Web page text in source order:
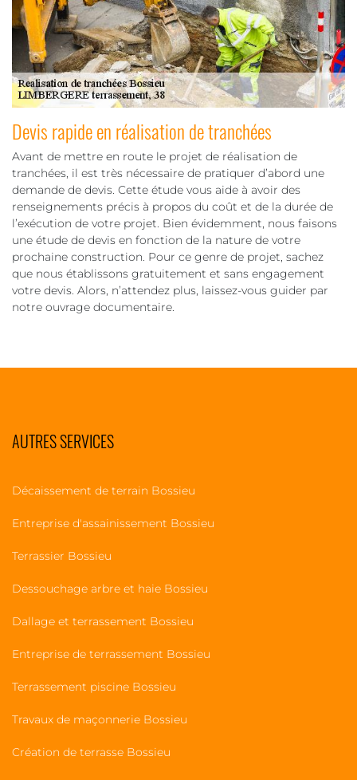
Devis rapide en réalisation de tranchées
Avant de mettre en route le projet de réalisation de
tranchées, il est très nécessaire de pratiquer d’abord une
demande de devis. Cette étude vous aide à avoir des
renseignements précis à propos du coût et de la durée de
l’exécution de votre projet. Bien évidemment, nous faisons
une étude de devis en fonction de la nature de votre
prochaine construction. Pour ce genre de projet, sachez
que nous établissons gratuitement et sans engagement
votre devis. Alors, n’attendez plus, laissez-vous guider par
notre ouvrage documentaire.
AUTRES SERVICES
Décaissement de terrain Bossieu
Entreprise d'assainissement Bossieu
Terrassier Bossieu
Dessouchage arbre et haie Bossieu
Dallage et terrassement Bossieu
Entreprise de terrassement Bossieu
Terrassement piscine Bossieu
Travaux de maçonnerie Bossieu
Création de terrasse Bossieu